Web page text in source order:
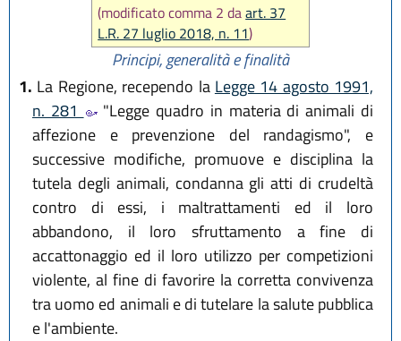
(modificato comma 2 daart. 37
L.R. 27 luglio 2018, n. 11)
Principi, generalità e finalità
1. La Regione, recependo la Legge 14 agosto 1991,
n. 281
"Legge quadro in materia di animali di
affezione e prevenzione del randagismo", e
successive modifiche, promuove e disciplina la
tutela degli animali, condanna gli atti di crudeltà
contro di essi, i maltrattamenti ed il loro
abbandono, il loro sfruttamento a fine di
accattonaggio ed il loro utilizzo per competizioni
violente, al fine di favorire la corretta convivenza
tra uomo ed animali e di tutelare la salute pubblica
e l'ambiente.